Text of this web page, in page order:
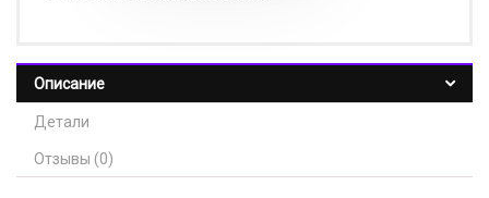
Описание
Детали
Отзывы (0)